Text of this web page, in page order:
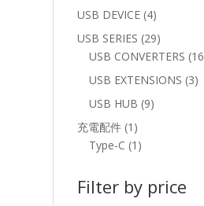
USB DEVICE 44
products
USB SERIES 2929
products
USB CONVERTERS 16
USB EXTENSIONS 33
USB HUB 99
充電配件 1 1
product
Type-C 1 1
Filter by price